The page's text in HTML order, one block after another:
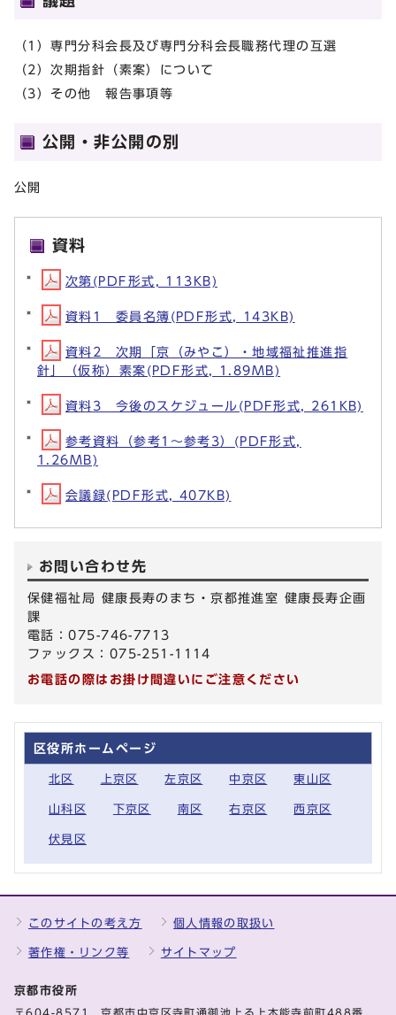
（1）専門分科会長及び専門分科会長職務代理の互選
（2）次期指針（素案）について
（3）その他 報告事項等
公開・非公開の別
公開
資料
次第(PDF形式, 113KB)
資料1 委員名簿(PDF形式, 143KB)
資料2 次期「京（みやこ）・地域福祉推進指
針」（仮称）素案(PDF形式, 1.89MB)
資料3 今後のスケジュール(PDF形式, 261KB)
参考資料（参考1～参考3）(PDF形式,
1.26MB)
会議録(PDF形式, 407KB)
お問い合わせ先
保健福祉局 健康長寿のまち・京都推進室 健康長寿企画
課
電話：075-746-7713
ファックス：075-251-1114
お電話の際はお掛け間違いにご注意ください
区役所ホームページ
北区 上京区 左京区 中京区 東山区
山科区 下京区 南区 右京区 西京区
伏見区
このサイトの考え方 個人情報の取扱い
著作権・リンク等 サイトマップ
京都市役所
〒604-8571 京都市中京区寺町通御池上る上本能寺前町488番